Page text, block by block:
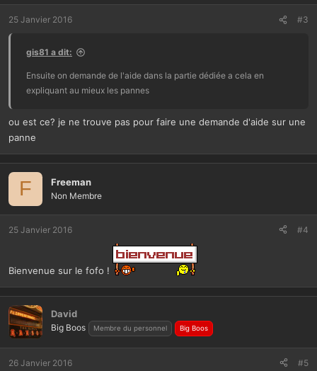
25 Janvier 2016 #3
gis81 a dit:
Ensuite on demande de l'aide dans la partie dédiée a cela en
expliquant au mieux les pannes
ou est ce? je ne trouve pas pour faire une demande d'aide sur une
panne
F Freeman
Non Membre
25 Janvier 2016 #4
Bienvenue sur le fofo !
David
Big Boos Membre du personnel Big Boos
26 Janvier 2016 #5